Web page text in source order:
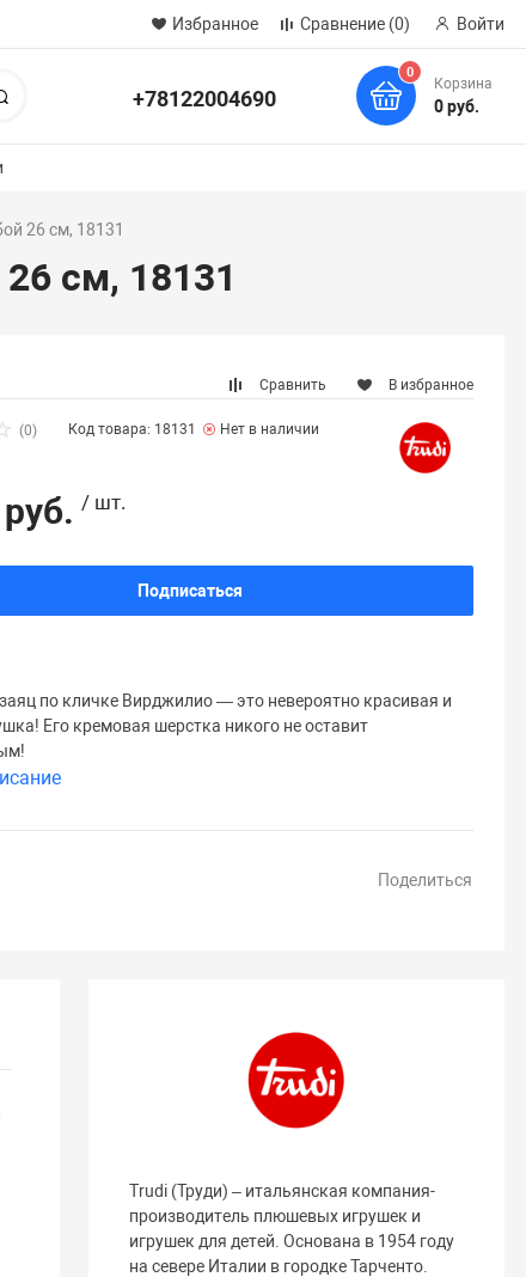
Избранное Сравнение (0) Войти
+78122004690
0
Корзина
0 руб.
26 см, 18131
см, 18131
Сравнить В избранное
(0) Код товара: 18131 Нет в наличии
/ шт.
Подписаться
по кличке Вирджилио — это невероятно красивая и
Его кремовая шерстка никого не оставит
Поделиться
Trudi (Труди) – итальянская компания-
производитель плюшевых игрушек и
игрушек для детей. Основана в 1954 году
на севере Италии в городке Тарченто.